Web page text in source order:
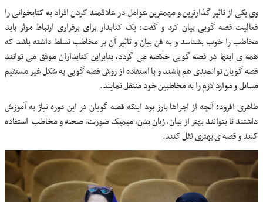
وی یکی از تاثیر گذارترین و مهمترین عوامل در علاقمند کردن افراد به کتابخوانی را
فعالیت قصه گویی بیان کرد و گفت: یک کتابدار برای برقراری ارتباط موثر باید
مخاطب را خوب بشناسد و به فن بیان و تاثیر آن بر مخاطب تسلط داشته باشد که
همه ی اینها در قصه گویی خلاصه می گردد، بنابراین کتابداران موفق می توانند
قصه گویان توانمندی هم باشند و با استفاده از روش قصه گویی به شکل غیر مستقیم
مسائل و موارد لازم را به مخاطبین خود منتقل نمایند.
طاهری افزود: آنچه از اجراها بارز بود اینکه قصه گویان در این دوره نیاز به آموزش
داشتند تا بتوانند بهتر از بیان، زبان بدن، میمیک صورت، صحنه و مخاطب استفاده
کنند و قصه ی بهتری نقل کنند.